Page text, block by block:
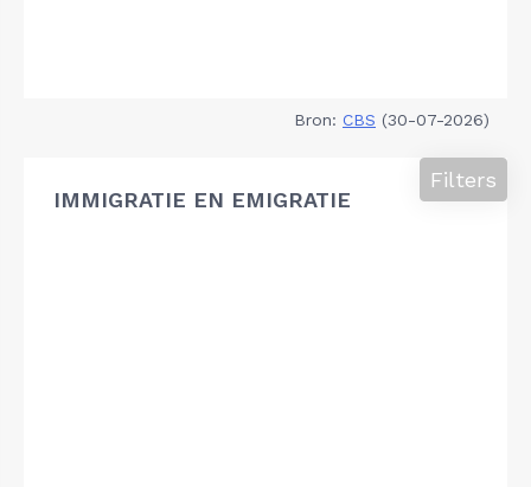
Bron: CBS (30-07-2026)
IMMIGRATIE EN EMIGRATIE
Filters